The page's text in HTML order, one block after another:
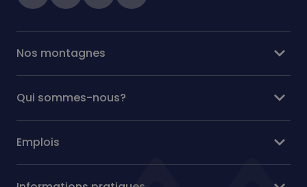
Nos montagnes expand_more
Qui sommes-nous? expand_more
Emplois expand_more